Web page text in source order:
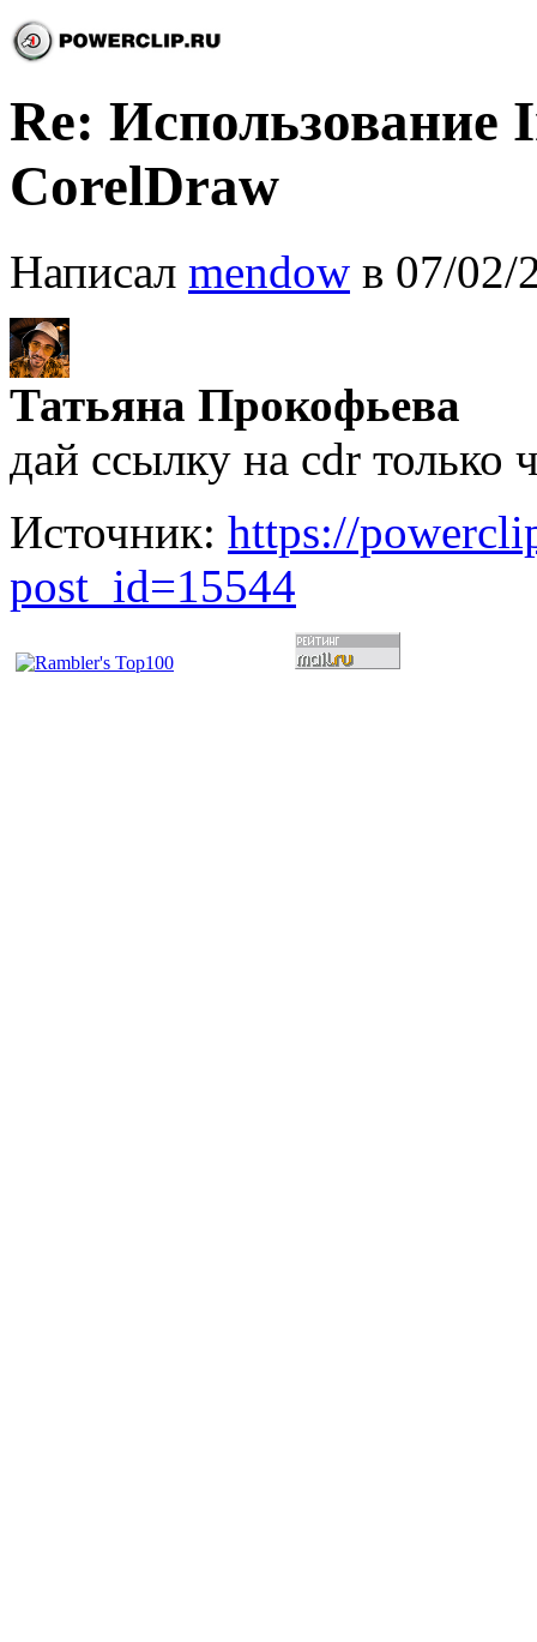
Re: Использование
CorelDraw
Написал mendow в 07/02/
Татьяна Прокофьева
дай ссылку на cdr только
Источник: https://
post_id=15544